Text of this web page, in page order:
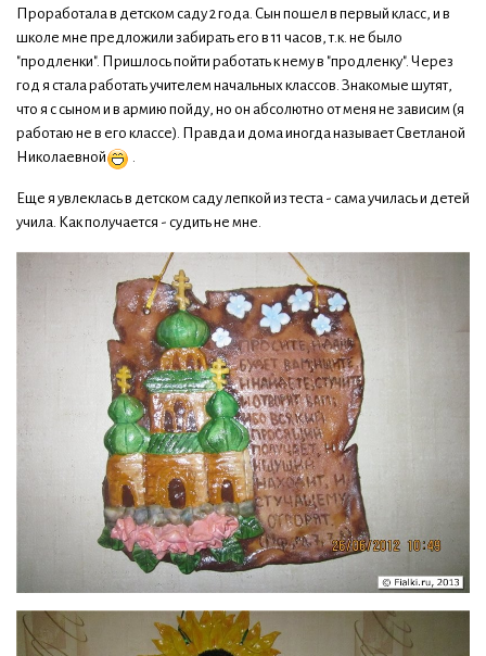
Проработала в детском саду 2 года. Сын пошел в первый класс, и в
школе мне предложили забирать его в 11 часов, т.к. не было
"продленки". Пришлось пойти работать к нему в "продленку". Через
год я стала работать учителем начальных классов. Знакомые шутят,
что я с сыном и в армию пойду, но он абсолютно от меня не зависим (я
работаю не в его классе). Правда и дома иногда называет Светланой
Николаевной
.
Еще я увлеклась в детском саду лепкой из теста - сама училась и детей
учила. Как получается - судить не мне.